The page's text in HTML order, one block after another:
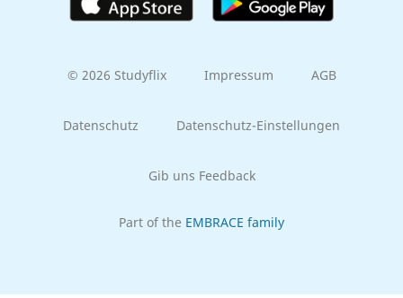
© 2026 Studyflix Impressum AGB
Datenschutz Datenschutz-Einstellungen
Gib uns Feedback
Part of the EMBRACE family